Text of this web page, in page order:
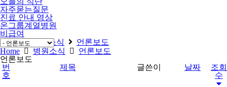
자주묻는질문
진료 안내 영상
온그룹계열병원
비급여
Home
병원소식
언론보도
Home
병원소식
언론보도
언론보도
번
호
제목 글쓴이 날짜
조회
수